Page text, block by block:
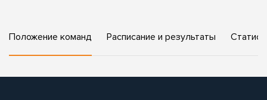
Положение команд Расписание и результаты